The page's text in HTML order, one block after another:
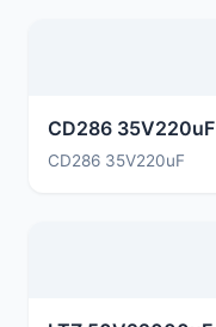
CD286 35V220uF
CD286 35V220uF